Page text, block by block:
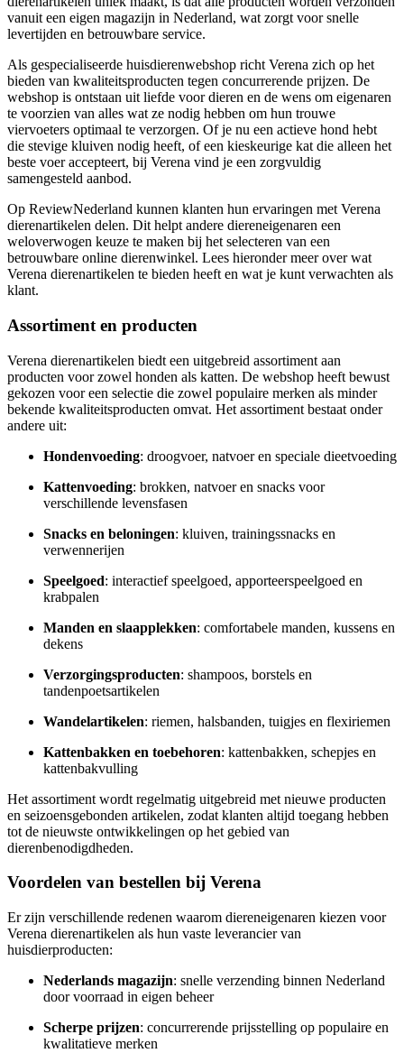
vanuit een eigen magazijn in Nederland, wat zorgt voor snelle
levertijden en betrouwbare service.
Als gespecialiseerde huisdierenwebshop richt Verena zich op het
bieden van kwaliteitsproducten tegen concurrerende prijzen. De
webshop is ontstaan uit liefde voor dieren en de wens om eigenaren
te voorzien van alles wat ze nodig hebben om hun trouwe
viervoeters optimaal te verzorgen. Of je nu een actieve hond hebt
die stevige kluiven nodig heeft, of een kieskeurige kat die alleen het
beste voer accepteert, bij Verena vind je een zorgvuldig
samengesteld aanbod.
Op ReviewNederland kunnen klanten hun ervaringen met Verena
dierenartikelen delen. Dit helpt andere diereneigenaren een
weloverwogen keuze te maken bij het selecteren van een
betrouwbare online dierenwinkel. Lees hieronder meer over wat
Verena dierenartikelen te bieden heeft en wat je kunt verwachten als
klant.
Assortiment en producten
Verena dierenartikelen biedt een uitgebreid assortiment aan
producten voor zowel honden als katten. De webshop heeft bewust
gekozen voor een selectie die zowel populaire merken als minder
bekende kwaliteitsproducten omvat. Het assortiment bestaat onder
andere uit:
Hondenvoeding: droogvoer, natvoer en speciale dieetvoeding
Kattenvoeding: brokken, natvoer en snacks voor
verschillende levensfasen
Snacks en beloningen: kluiven, trainingssnacks en
verwennerijen
Speelgoed: interactief speelgoed, apporteerspeelgoed en
krabpalen
Manden en slaapplekken: comfortabele manden, kussens en
dekens
Verzorgingsproducten: shampoos, borstels en
tandenpoetsartikelen
Wandelartikelen: riemen, halsbanden, tuigjes en flexiriemen
Kattenbakken en toebehoren: kattenbakken, schepjes en
kattenbakvulling
Het assortiment wordt regelmatig uitgebreid met nieuwe producten
en seizoensgebonden artikelen, zodat klanten altijd toegang hebben
tot de nieuwste ontwikkelingen op het gebied van
dierenbenodigdheden.
Voordelen van bestellen bij Verena
Er zijn verschillende redenen waarom diereneigenaren kiezen voor
Verena dierenartikelen als hun vaste leverancier van
huisdierproducten:
Nederlands magazijn: snelle verzending binnen Nederland
door voorraad in eigen beheer
Scherpe prijzen: concurrerende prijsstelling op populaire en
kwalitatieve merken